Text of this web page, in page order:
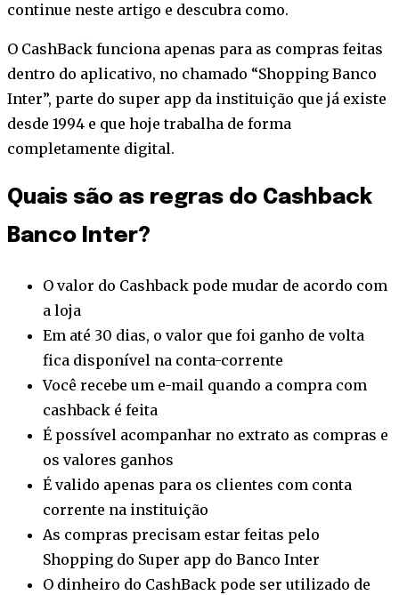
continue neste artigo e descubra como.
O CashBack funciona apenas para as compras feitas
dentro do aplicativo, no chamado “Shopping Banco
Inter”, parte do super app da instituição que já existe
desde 1994 e que hoje trabalha de forma
completamente digital.
Quais são as regras do Cashback
Banco Inter?
O valor do Cashback pode mudar de acordo com
a loja
Em até 30 dias, o valor que foi ganho de volta
fica disponível na conta-corrente
Você recebe um e-mail quando a compra com
cashback é feita
É possível acompanhar no extrato as compras e
os valores ganhos
É valido apenas para os clientes com conta
corrente na instituição
As compras precisam estar feitas pelo
Shopping do Super app do Banco Inter
O dinheiro do CashBack pode ser utilizado de